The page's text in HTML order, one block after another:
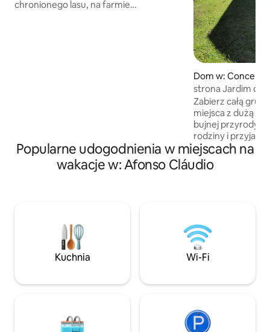
chronionego lasu, na farmie
Dom w:
o
strona Jardim da
Zabierz całą
miejsca z dużą
bujnej przyrody.
rodziny i przyjaciół. Dom
wygodnie
pokojach, w tym
6 łóżkach
200 metrów od
restauracji i stacji
Dom znajduje się
Conceição do
Popularne udogodnienia w miejscach na
wakacje w: Afonso Cláudio
Kuchnia Wi-Fi